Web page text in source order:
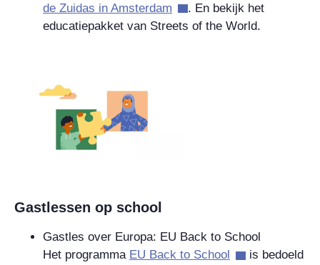
de Zuidas in Amsterdam
. En bekijk het
educatiepakket van Streets of the World.
Gastlessen op school
Gastles over Europa: EU Back to School
Het programma EU Back to School
is bedoeld